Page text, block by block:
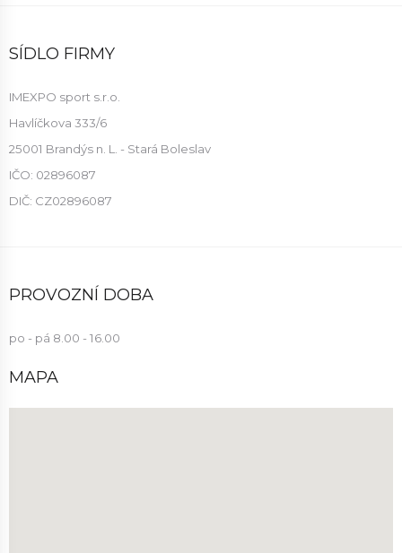
SÍDLO FIRMY
IMEXPO sport s.r.o.
Havlíčkova 333/6
25001 Brandýs n. L. - Stará Boleslav
IČO: 02896087
DIČ: CZ02896087
PROVOZNÍ DOBA
po - pá 8.00 - 16.00
MAPA